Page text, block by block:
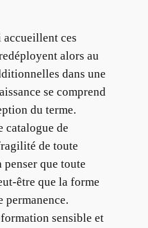
accueillent ces
alors au
dans une
se comprend
du terme.
catalogue de
de toute
penser que toute
être que la forme
permanence.
sensible et